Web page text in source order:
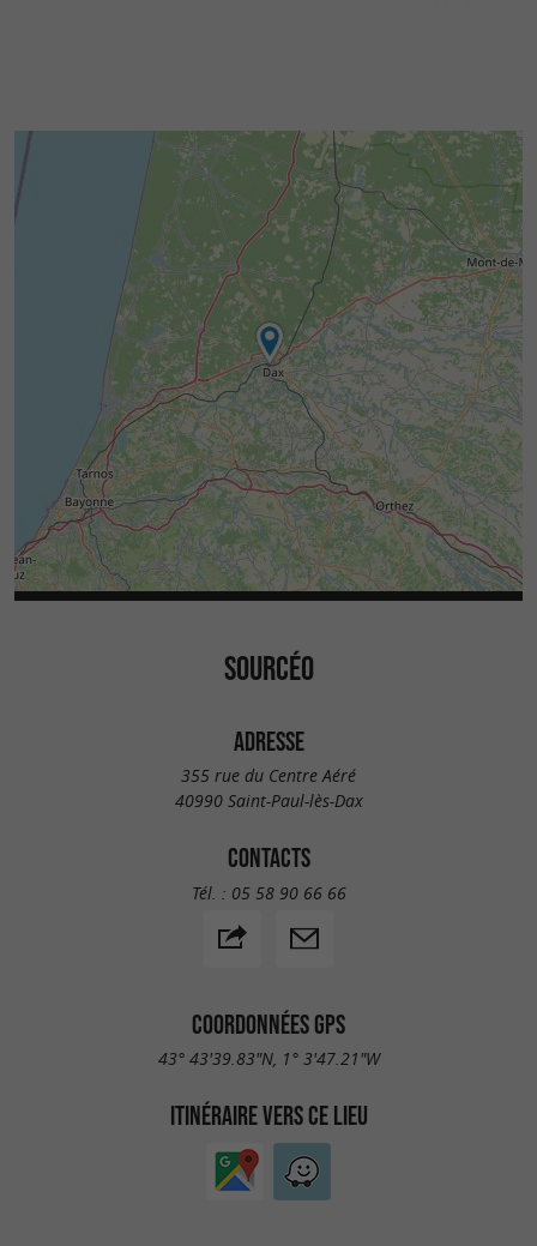
SOURCÉO
ADRESSE
355 rue du Centre Aéré
40990 Saint-Paul-lès-Dax
CONTACTS
Tél. : 05 58 90 66 66
COORDONNÉES GPS
43° 43'39.83"N, 1° 3'47.21"W
ITINÉRAIRE VERS CE LIEU